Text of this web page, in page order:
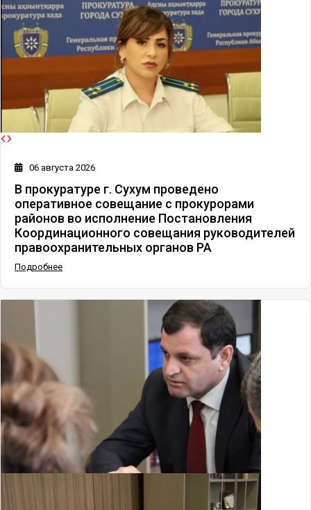
В прокуратуре г. Сухум проведено
оперативное совещание с прокурорами
районов во исполнение Постановления
Координационного совещания руководителей
правоохранительных органов РА
06 августа 2026
Подробнее